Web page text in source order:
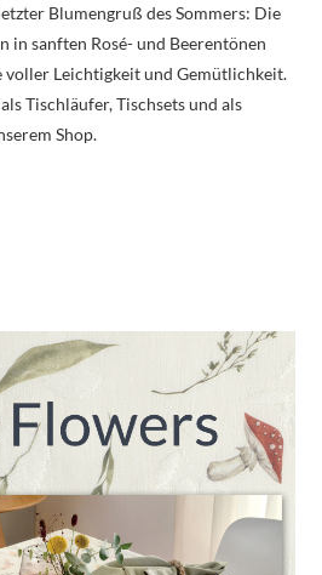
Blumengruß des Sommers: Die
in sanften Rosé- und Beerentönen
voller Leichtigkeit und Gemütlichkeit.
Tischläufer, Tischsets und als
Shop.